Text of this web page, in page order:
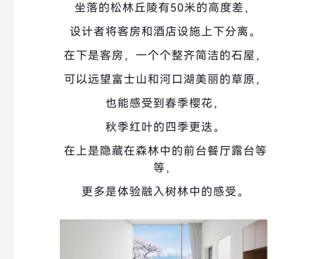
坐落的松林丘陵有50米的高度差，
设计者将客房和酒店设施上下分离。
在下是客房， 一个个整齐简洁的石屋，
可以远望富士山和河口湖美丽的草原，
也能感受到春季樱花，
秋季红叶的四季更迭。
在上是隐藏在森林中的前台餐厅露台等
等，
更多是体验融入树林中的感受。